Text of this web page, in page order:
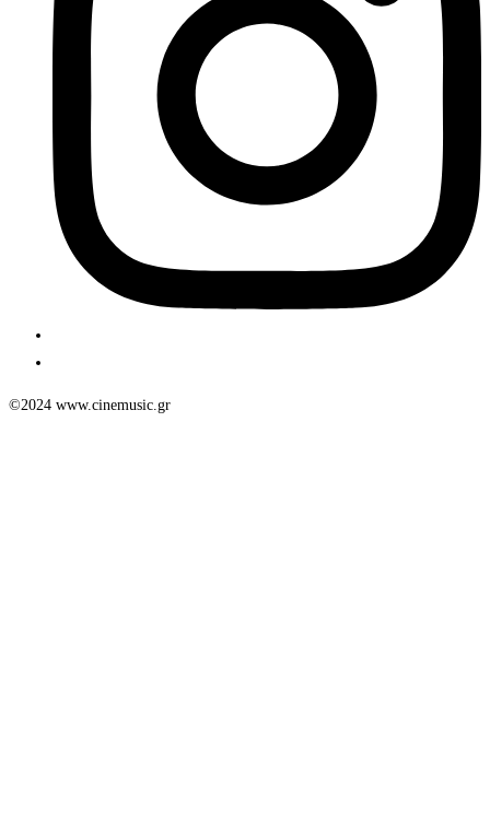
©2024 www.cinemusic.gr